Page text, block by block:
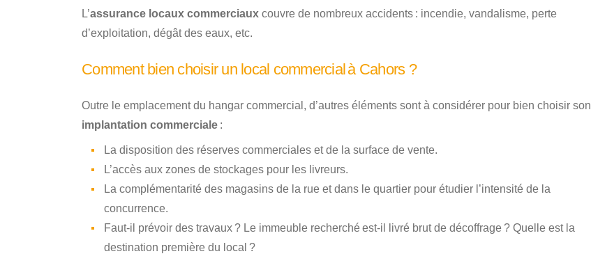
L’assurance locaux commerciaux couvre de nombreux accidents : incendie, vandalisme, perte
d’exploitation, dégât des eaux, etc.
Comment bien choisir un local commercial à Cahors ?
Outre le emplacement du hangar commercial, d’autres éléments sont à considérer pour bien choisir son
implantation commerciale :
La disposition des réserves commerciales et de la surface de vente.
L’accès aux zones de stockages pour les livreurs.
La complémentarité des magasins de la rue et dans le quartier pour étudier l’intensité de la
concurrence.
Faut-il prévoir des travaux ? Le immeuble recherché est-il livré brut de décoffrage ? Quelle est la
destination première du local ?